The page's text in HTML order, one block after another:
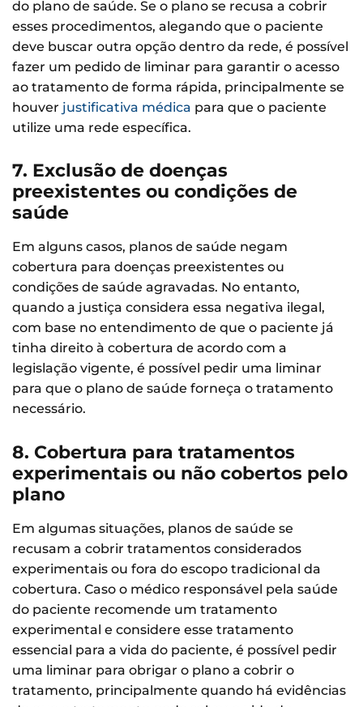
do plano de saúde. Se o plano se recusa a cobrir
esses procedimentos, alegando que o paciente
deve buscar outra opção dentro da rede, é possível
fazer um pedido de liminar para garantir o acesso
ao tratamento de forma rápida, principalmente se
houver justificativa médica para que o paciente
utilize uma rede específica.
7. Exclusão de doenças
preexistentes ou condições de
saúde
Em alguns casos, planos de saúde negam
cobertura para doenças preexistentes ou
condições de saúde agravadas. No entanto,
quando a justiça considera essa negativa ilegal,
com base no entendimento de que o paciente já
tinha direito à cobertura de acordo com a
legislação vigente, é possível pedir uma liminar
para que o plano de saúde forneça o tratamento
necessário.
8. Cobertura para tratamentos
experimentais ou não cobertos pelo
plano
Em algumas situações, planos de saúde se
recusam a cobrir tratamentos considerados
experimentais ou fora do escopo tradicional da
cobertura. Caso o médico responsável pela saúde
do paciente recomende um tratamento
experimental e considere esse tratamento
essencial para a vida do paciente, é possível pedir
uma liminar para obrigar o plano a cobrir o
tratamento, principalmente quando há evidências